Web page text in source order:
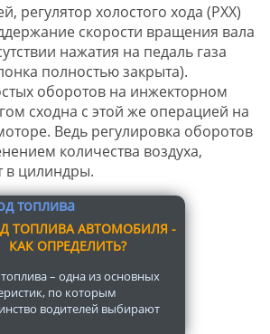
регулятор холостого хода (РХХ)
скорости вращения вала
нажатия на педаль газа
полностью закрыта).
оборотов на инжекторном
сходна с этой же операцией на
Ведь регулировка оборотов
количества воздуха,
в цилиндры.
ТОПЛИВА АВТОМОБИЛЯ -
КАК ОПРЕДЕЛИТЬ?
– одна из основных
по которым
водителей выбирают